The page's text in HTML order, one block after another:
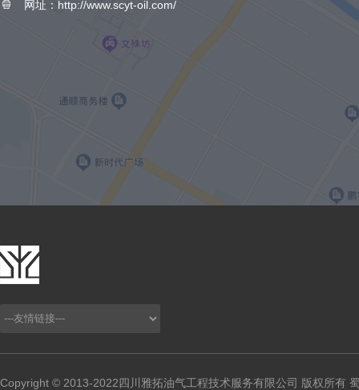
网址：http://www.scyt-oil.com/
Copyright © 2013-2022四川雅拓油气工程技术服务有限公司 版权所有